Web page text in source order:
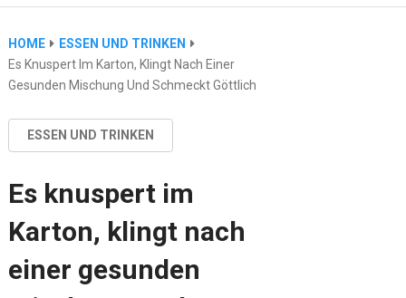
HOME
ESSEN UND TRINKEN
Es Knuspert Im Karton, Klingt Nach Einer
Gesunden Mischung Und Schmeckt Göttlich
ESSEN UND TRINKEN
Es knuspert im
Karton, klingt nach
einer gesunden